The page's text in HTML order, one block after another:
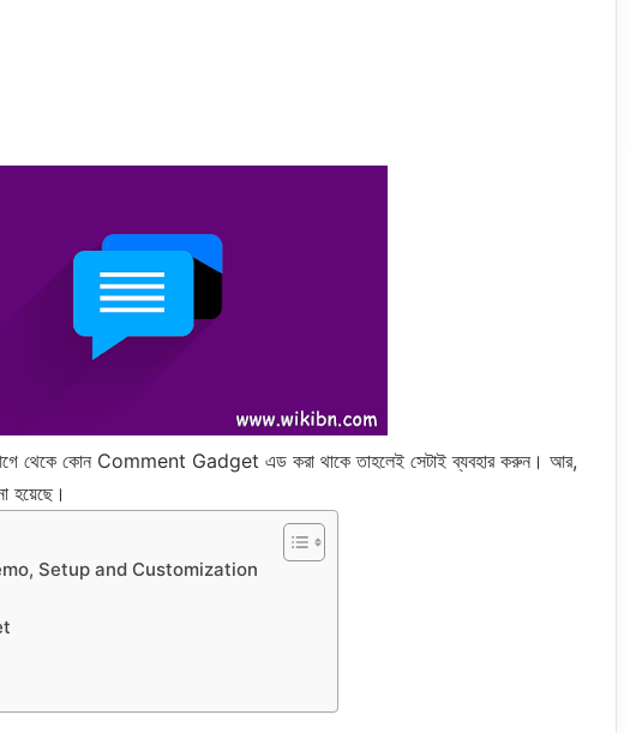
আগে থেকে কোন Comment Gadget এড করা থাকে তাহলেই সেটাই ব্যবহার করুন। আর,
হয়েছে।
Setup and Customization